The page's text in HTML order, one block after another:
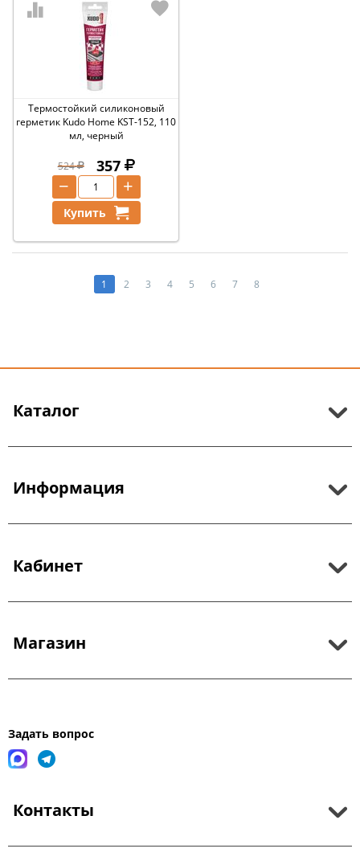
Термостойкий силиконовый
герметик Kudo Home KST-152, 110
мл, черный
524 357
+
−
Купить
1 2 3 4 5 6 7 8
Каталог
Информация
Кабинет
Магазин
Задать вопрос
Контакты